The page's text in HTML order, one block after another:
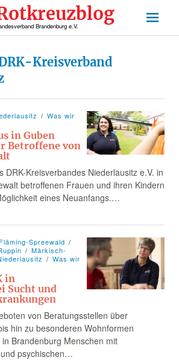
Brandenburg e.V.
Kreisverband
Was wir
in Guben
Betroffene von
DRK-Kreisverbandes Niederlausitz e.V. in
betroffenen Frauen und ihren Kindern
eines Neuanfangs.…
Fläming-Spreewald
Märkisch-
Was wir
in
Sucht und
von Beratungsstellen über
hin zu besonderen Wohnformen
Brandenburg Menschen mit
psychischen…